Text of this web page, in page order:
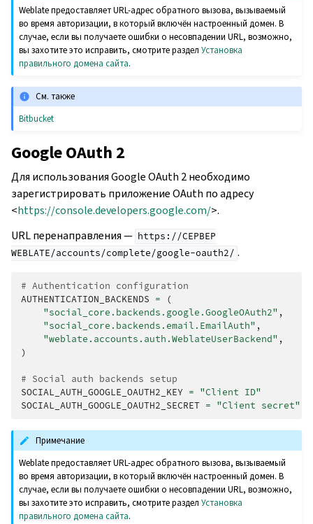
Weblate предоставляет URL-адрес обратного вызова, вызываемый
во время авторизации, в который включён настроенный домен. В
случае, если вы получаете ошибки о несовпадении URL, возможно,
вы захотите это исправить, смотрите разделУстановка
правильного домена сайта.
См. также
Bitbucket
Google OAuth 2
Для использования Google OAuth 2 необходимо
зарегистрировать приложение OAuth по адресу
<https://console.developers.google.com/>.
URL перенаправления — https://СЕРВЕР
WEBLATE/accounts/complete/google-oauth2/ .
# Authentication configuration
AUTHENTICATION_BACKENDS =
(
"social_core.backends.google.GoogleOAuth2" ,
"social_core.backends.email.EmailAuth" ,
"weblate.accounts.auth.WeblateUserBackend" ,
)
# Social auth backends setup
SOCIAL_AUTH_GOOGLE_OAUTH2_KEY = "Client ID"
SOCIAL_AUTH_GOOGLE_OAUTH2_SECRET = "Client secret"
Примечание
Weblate предоставляет URL-адрес обратного вызова, вызываемый
во время авторизации, в который включён настроенный домен. В
случае, если вы получаете ошибки о несовпадении URL, возможно,
вы захотите это исправить, смотрите разделУстановка
правильного домена сайта.